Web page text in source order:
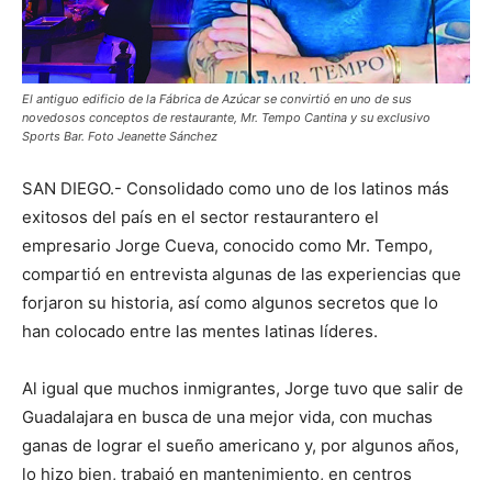
El antiguo edificio de la Fábrica de Azúcar se convirtió en uno de sus
novedosos conceptos de restaurante, Mr. Tempo Cantina y su exclusivo
Sports Bar. Foto Jeanette Sánchez
SAN DIEGO.- Consolidado como uno de los latinos más
exitosos del país en el sector restaurantero el
empresario Jorge Cueva, conocido como Mr. Tempo,
compartió en entrevista algunas de las experiencias que
forjaron su historia, así como algunos secretos que lo
han colocado entre las mentes latinas líderes.
Al igual que muchos inmigrantes, Jorge tuvo que salir de
Guadalajara en busca de una mejor vida, con muchas
ganas de lograr el sueño americano y, por algunos años,
lo hizo bien, trabajó en mantenimiento, en centros